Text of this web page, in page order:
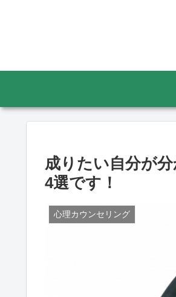
成りたい自分が
4選です！
心理カウンセリング